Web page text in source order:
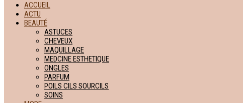
ACCUEIL
ACTU
BEAUTÉ
ASTUCES
CHEVEUX
MAQUILLAGE
MEDCINE ESTHETIQUE
ONGLES
PARFUM
POILS CILS SOURCILS
SOINS